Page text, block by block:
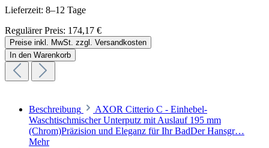
Lieferzeit: 8–12 Tage
Regulärer Preis: 174,17 €
Preise inkl. MwSt. zzgl. Versandkosten
In den Warenkorb
Beschreibung
AXOR Citterio C - Einhebel-
Waschtischmischer Unterputz mit Auslauf 195 mm
(Chrom)Präzision und Eleganz für Ihr BadDer Hansgr…
Mehr